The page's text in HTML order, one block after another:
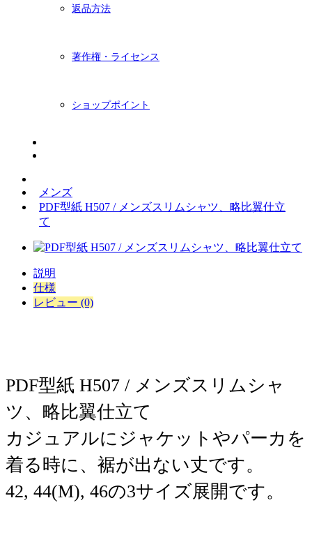
返品方法
著作権・ライセンス
ショップポイント
メンズ
PDF型紙 H507 / メンズスリムシャツ、略比翼仕立
て
説明
仕様
レビュー (0)
PDF型紙 H507 / メンズスリムシャ
ツ、略比翼仕立て
カジュアルにジャケットやパーカを
着る時に、裾が出ない丈です。
42, 44(M), 46の3サイズ展開です。